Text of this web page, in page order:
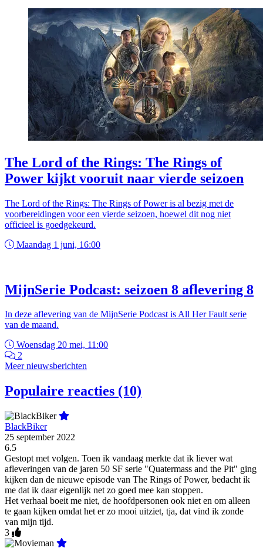
The Lord of the Rings: The Rings of
Power kijkt vooruit naar vierde seizoen
The Lord of the Rings: The Rings of Power is al bezig met de
voorbereidingen voor een vierde seizoen, hoewel dit nog niet
officieel is goedgekeurd.
Maandag 1 juni, 16:00
MijnSerie Podcast: seizoen 8 aflevering 8
In deze aflevering van de MijnSerie Podcast is All Her Fault serie
van de maand.
Woensdag 20 mei, 11:00
2
Meer nieuwsberichten
Populaire reacties (10)
BlackBiker
25 september 2022
6.5
Gestopt met volgen. Toen ik vandaag merkte dat ik liever wat
afleveringen van de jaren 50 SF serie "Quatermass and the Pit" ging
kijken dan de nieuwe episode van The Rings of Power, bedacht ik
me dat ik daar eigenlijk net zo goed mee kan stoppen.
Het verhaal boeit me niet, de hoofdpersonen ook niet en om alleen
te gaan kijken omdat het er zo mooi uitziet, tja, dat vind ik zonde
van mijn tijd.
3